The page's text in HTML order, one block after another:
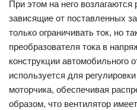
При этом на него
зависящие от поставленных
только ограничивать ток, но
преобразователя тока в
конструкции автомобильного
используется для
моторчика, обеспечивая
образом, что вентилятор